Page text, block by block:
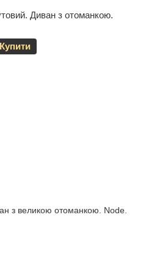
Диван з отоманкою.
Купити